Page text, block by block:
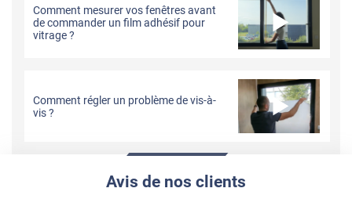
Comment mesurer vos fenêtres avant
de commander un film adhésif pour
vitrage ?
Comment régler un problème de vis-à-
vis ?
Avis de nos clients